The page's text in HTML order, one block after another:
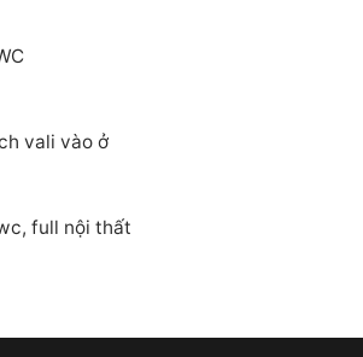
vali vào ở
full nội thất